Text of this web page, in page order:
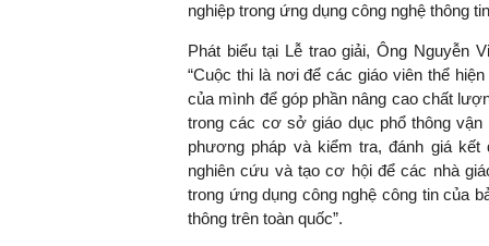
nghiệp trong ứng dụng công nghệ thông
Phát biểu tại Lễ trao giải, Ông Nguyễn
“Cuộc thi là nơi để các giáo viên thể
của mình để góp phần nâng cao chất
trong các cơ sở giáo dục phổ thông
phương pháp và kiểm tra, đánh giá
nghiên cứu và tạo cơ hội để các nhà
trong ứng dụng công nghệ công tin của
thông trên toàn quốc”.